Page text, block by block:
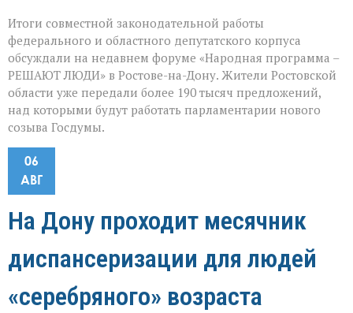
Итоги совместной законодательной работы
федерального и областного депутатского корпуса
обсуждали на недавнем форуме «Народная программа –
РЕШАЮТ ЛЮДИ» в Ростове-на-Дону. Жители Ростовской
области уже передали более 190 тысяч предложений,
над которыми будут работать парламентарии нового
созыва Госдумы.
06
АВГ
На Дону проходит месячник
диспансеризации для людей
«серебряного» возраста